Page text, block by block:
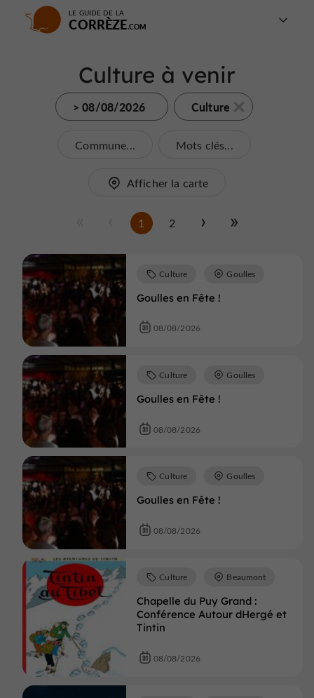
LE GUIDE DE LA
CORRÈZE
Culture à venir
> 08/08/2026 Culture
Commune... Mots clés...
Afficher la carte
1 2
Goulles en Fête !
Culture Goulles
08/08/2026
Goulles en Fête !
Culture Goulles
08/08/2026
Goulles en Fête !
Culture Goulles
08/08/2026
Chapelle du Puy Grand :
Conférence Autour dHergé et
Tintin
Culture Beaumont
08/08/2026